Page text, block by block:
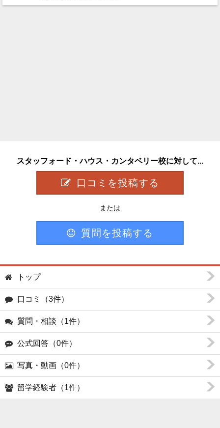
スタッフォード・ハウス・カンタベリー校に対して...
口コミを投稿する
または
質問を投稿する
トップ
口コミ（3件）
質問・相談（1件）
公式回答（0件）
写真・動画（0件）
留学経験者（1件）